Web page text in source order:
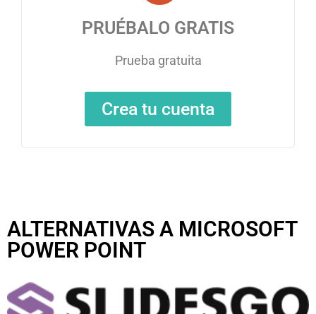
PRUÉBALO GRATIS
Prueba gratuita
Crea tu cuenta
ALTERNATIVAS A MICROSOFT
POWER POINT